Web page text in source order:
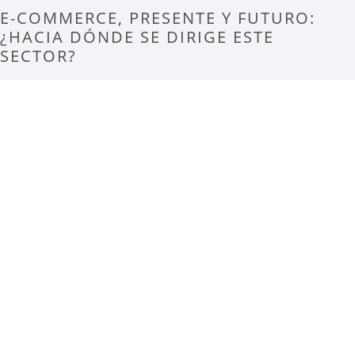
E-COMMERCE, PRESENTE Y FUTURO:
¿HACIA DÓNDE SE DIRIGE ESTE
SECTOR?